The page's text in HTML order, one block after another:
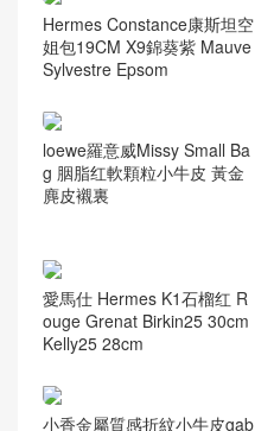
Vanity case bag(59)
Woc Wallet(62)
流浪包(82)
经典口盖包(224)
愛馬仕凱莉包25價格 Herme
s Kelly 25cm 6H vert Verone
se 橄欖綠 亮面鱷魚